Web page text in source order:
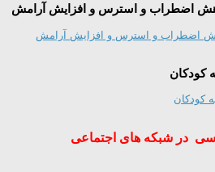
اضطراب و استرس و افزایش آرامش
کودکان
در شبکه های اجتماعی